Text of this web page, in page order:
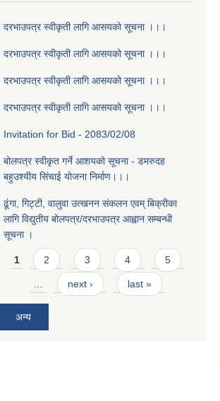
दरभाउपत्र स्वीकृती लागि आसयको सूचना ।।।
दरभाउपत्र स्वीकृती लागि आसयको सूचना ।।।
दरभाउपत्र स्वीकृती लागि आसयको सूचना ।।।
दरभाउपत्र स्वीकृती लागि आसयको सूचना ।।।
Invitation for Bid - 2083/02/08
बोलपत्र स्वीकृत गर्ने आशयको सूचना - डमरुदह
बहुउश्यीय सिंचाई योजना निर्माण।।।
ढूंगा, गिट्टी, वालुवा उत्खनन संकलन एवम् बिक्रीका
लागि विद्युतीय बोलपत्र/दरभाउपत्र आह्वान सम्बन्धी
सूचना ।
Pages
1 2 3 4 5
next › last »
अन्य